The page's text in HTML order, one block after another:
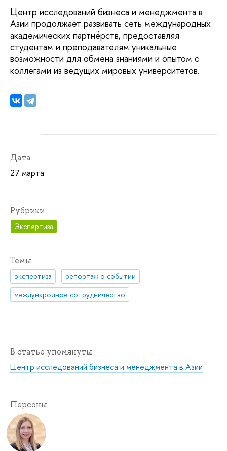
Центр исследований бизнеса и менеджмента в
Азии продолжает развивать сеть международных
академических партнёрств, предоставляя
студентам и преподавателям уникальные
возможности для обмена знаниями и опытом с
коллегами из ведущих мировых университетов.
Дата
27 марта
Рубрики
Экспертиза
Темы
экспертиза
репортаж о событии
международное сотрудничество
В статье упомянуты
Центр исследований бизнеса и менеджмента в Азии
Персоны